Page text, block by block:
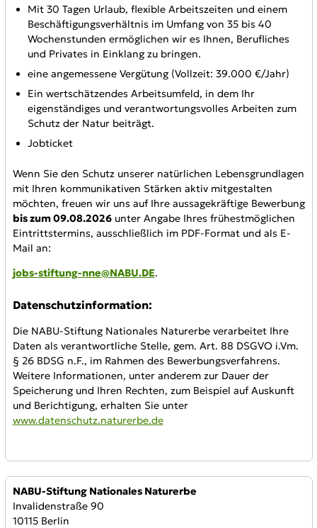
Mit 30 Tagen Urlaub, flexible Arbeitszeiten und einem
Beschäftigungsverhältnis im Umfang von 35 bis 40
Wochenstunden ermöglichen wir es Ihnen, Berufliches
und Privates in Einklang zu bringen.
eine angemessene Vergütung (Vollzeit: 39.000 €/Jahr)
Ein wertschätzendes Arbeitsumfeld, in dem Ihr
eigenständiges und verantwortungsvolles Arbeiten zum
Schutz der Natur beiträgt.
Jobticket
Wenn Sie den Schutz unserer natürlichen Lebensgrundlagen
mit Ihren kommunikativen Stärken aktiv mitgestalten
möchten, freuen wir uns auf Ihre aussagekräftige Bewerbung
bis zum 09.08.2026unter Angabe Ihres frühestmöglichen
Eintrittstermins, ausschließlich im PDF-Format und als E-
Mail an:
jobs-stiftung-nne@NABU.DE.
Datenschutzinformation:
Die NABU-Stiftung Nationales Naturerbe verarbeitet Ihre
Daten als verantwortliche Stelle, gem. Art. 88 DSGVO i.Vm.
§ 26 BDSG n.F., im Rahmen des Bewerbungsverfahrens.
Weitere Informationen, unter anderem zur Dauer der
Speicherung und Ihren Rechten, zum Beispiel auf Auskunft
und Berichtigung, erhalten Sie unter
www.datenschutz.naturerbe.de
Anbieter:
NABU-Stiftung Nationales Naturerbe
Invalidenstraße 90
10115 Berlin